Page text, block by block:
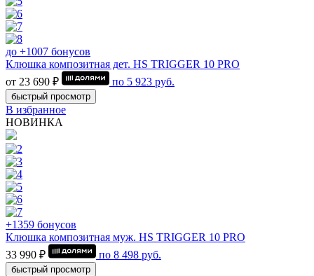
до +1007 бонусов
Клюшка композитная дет. HS TRIGGER 10 PRO
от 23 690 ₽
по 5 923 руб.
быстрый просмотр
В избранное
НОВИНКА
+1359 бонусов
Клюшка композитная муж. HS TRIGGER 10 PRO
33 990 ₽
по 8 498 руб.
быстрый просмотр